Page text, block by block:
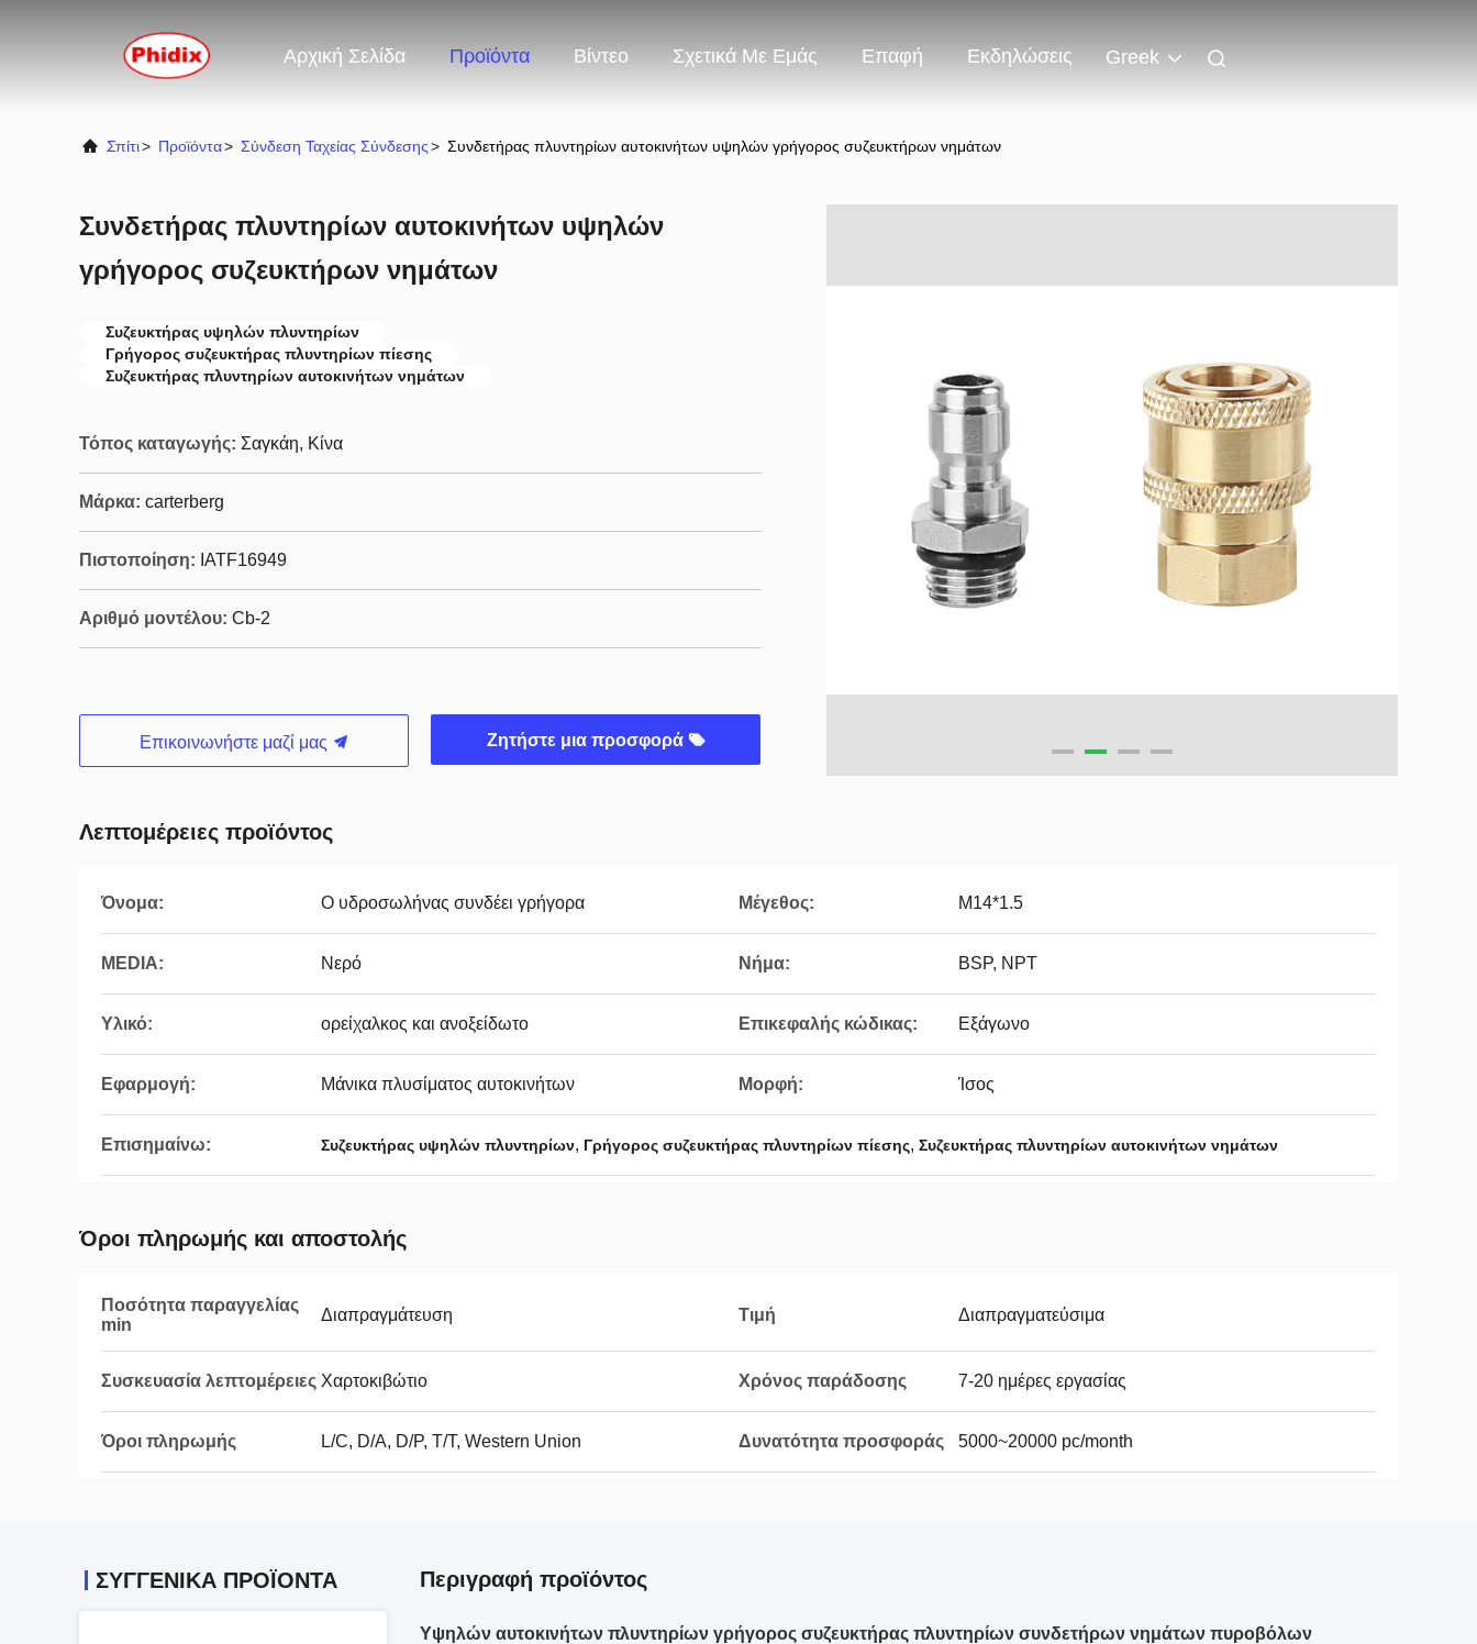
Αρχική Σελίδα Προϊόντα Βίντεο Σχετικά Με Εμάς Επαφή Εκδηλώσεις Greek
Σπίτι> Προϊόντα> Σύνδεση Ταχείας Σύνδεσης> Συνδετήρας πλυντηρίων αυτοκινήτων υψηλών γρήγορος συζευκτήρων νημάτων
Συνδετήρας πλυντηρίων αυτοκινήτων υψηλών
γρήγορος συζευκτήρων νημάτων
Συζευκτήρας υψηλών πλυντηρίων
Γρήγορος συζευκτήρας πλυντηρίων πίεσης
Συζευκτήρας πλυντηρίων αυτοκινήτων νημάτων
Τόπος καταγωγής: Σαγκάη, Κίνα
Μάρκα: carterberg
Πιστοποίηση: IATF16949
Αριθμό μοντέλου: Cb-2
Επικοινωνήστε μαζί μας Ζητήστε μια προσφορά
Λεπτομέρειες προϊόντος
Όνομα: Ο υδροσωλήνας συνδέει γρήγορα Μέγεθος: M14*1.5
MEDIA: Νερό Νήμα: BSP, NPT
Υλικό: ορείχαλκος και ανοξείδωτο Επικεφαλής κώδικας: Εξάγωνο
Εφαρμογή: Μάνικα πλυσίματος αυτοκινήτων Μορφή: Ίσος
Επισημαίνω: Συζευκτήρας υψηλών πλυντηρίων, Γρήγορος συζευκτήρας πλυντηρίων πίεσης, Συζευκτήρας πλυντηρίων αυτοκινήτων νημάτων
Όροι πληρωμής και αποστολής
Ποσότητα παραγγελίας
min
Διαπραγμάτευση Τιμή Διαπραγματεύσιμα
Συσκευασία λεπτομέρειες Χαρτοκιβώτιο Χρόνος παράδοσης 7-20 ημέρες εργασίας
Όροι πληρωμής L/C, D/A, D/P, T/T, Western Union Δυνατότητα προσφοράς 5000~20000 pc/month
ΣΥΓΓΕΝΙΚΆ ΠΡΟΪΌΝΤΑ Περιγραφή προϊόντος
Υψηλών αυτοκινήτων πλυντηρίων γρήγορος συζευκτήρας πλυντηρίων συνδετήρων νημάτων πυροβόλων